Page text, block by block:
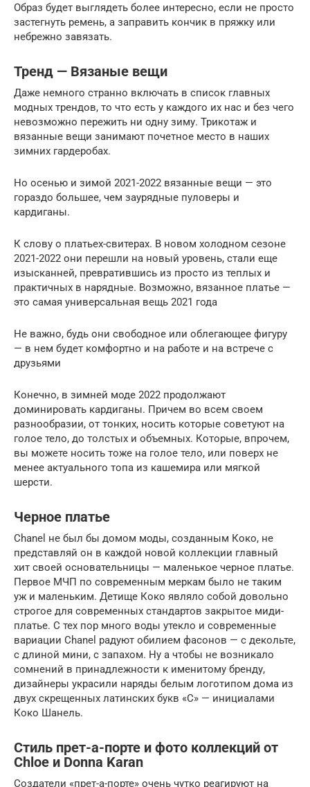
Образ будет выглядеть более интересно, если не просто
застегнуть ремень, а заправить кончик в пряжку или
небрежно завязать.
Тренд — Вязаные вещи
Даже немного странно включать в список главных
модных трендов, то что есть у каждого их нас и без чего
невозможно пережить ни одну зиму. Трикотаж и
вязанные вещи занимают почетное место в наших
зимних гардеробах.
Но осенью и зимой 2021-2022 вязанные вещи — это
гораздо большее, чем заурядные пуловеры и
кардиганы.
К слову о платьех-свитерах. В новом холодном сезоне
2021-2022 они перешли на новый уровень, стали еще
изысканней, превратившись из просто из теплых и
практичных в нарядные. Возможно, вязанное платье —
это самая универсальная вещь 2021 года
Не важно, будь они свободное или облегающее фигуру
— в нем будет комфортно и на работе и на встрече с
друзьями
Конечно, в зимней моде 2022 продолжают
доминировать кардиганы. Причем во всем своем
разнообразии, от тонких, носить которые советуют на
голое тело, до толстых и объемных. Которые, впрочем,
вы можете носить тоже на голое тело, или поверх не
менее актуального топа из кашемира или мягкой
шерсти.
Черное платье
Chanel не был бы домом моды, созданным Коко, не
представляй он в каждой новой коллекции главный
хит своей основательницы — маленькое черное платье.
Первое МЧП по современным меркам было не таким
уж и маленьким. Детище Коко являло собой довольно
строгое для современных стандартов закрытое миди-
платье. С тех пор много воды утекло и современные
вариации Chanel радуют обилием фасонов — с декольте,
с длиной мини, с запахом. Ну а чтобы не возникало
сомнений в принадлежности к именитому бренду,
дизайнеры украсили наряды белым логотипом дома из
двух скрещенных латинских букв «С» — инициалами
Коко Шанель.
Стиль прет-а-порте и фото коллекций от
Chloe и Donna Karan
Создатели «прет-а-порте» очень чутко реагируют на